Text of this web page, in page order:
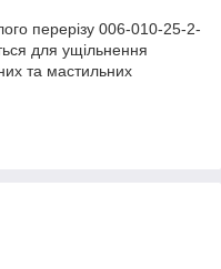
перерізу 006-010-25-2-
для ущільнення
та мастильних